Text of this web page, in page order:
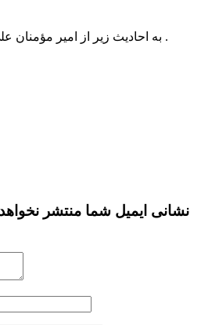
به احادیث زیر از امیر مؤمنان علی علیه السلام توجه بفرمایید .
نشانی ایمیل شما منتشر